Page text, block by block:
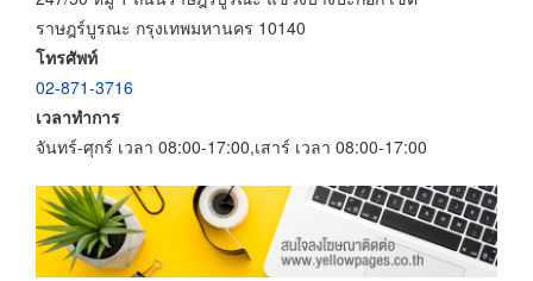
ราษฎร์บูรณะ กรุงเทพมหานคร 10140
โทรศัพท์
02-871-3716
เวลาทำการ
จันทร์-ศุกร์ เวลา 08:00-17:00,เสาร์ เวลา 08:00-17:00